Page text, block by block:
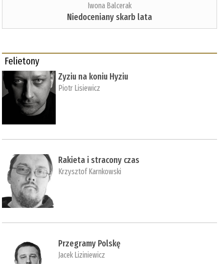
Iwona Balcerak
Niedoceniany skarb lata
Felietony
Zyziu na koniu Hyziu
Piotr Lisiewicz
Rakieta i stracony czas
Krzysztof Karnkowski
Przegramy Polskę
Jacek Liziniewicz